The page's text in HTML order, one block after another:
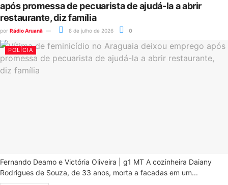
após promessa de pecuarista de ajudá-la a abrir
restaurante, diz família
por Rádio Aruanã 8 de julho de 2026 0
POLÍCIA
Fernando Deamo e Victória Oliveira | g1 MT A cozinheira Daiany
Rodrigues de Souza, de 33 anos, morta a facadas em um...